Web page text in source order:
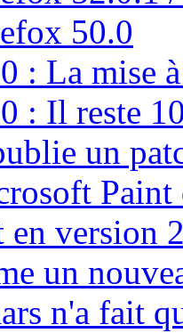
50.0
: La mise
: Il reste
un
Paint
version
un
n'a fait